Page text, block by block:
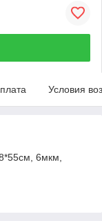
Условия
6мкм,